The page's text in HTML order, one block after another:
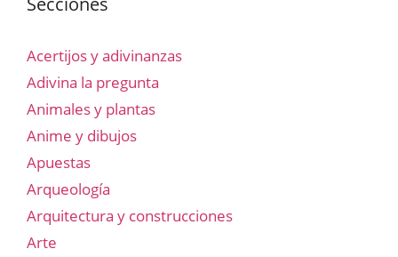
Acertijos y adivinanzas
Adivina la pregunta
Animales y plantas
Anime y dibujos
Apuestas
Arqueología
Arquitectura y construcciones
Arte